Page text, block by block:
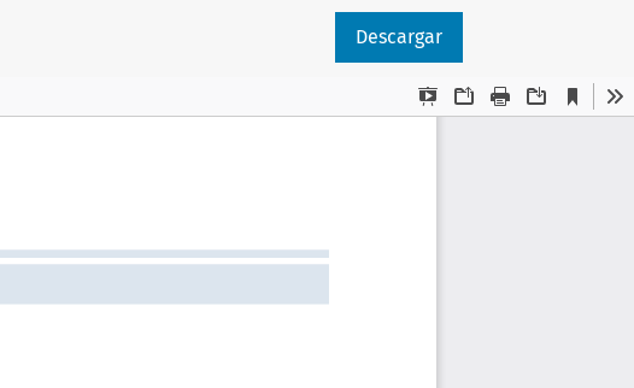
Descargar